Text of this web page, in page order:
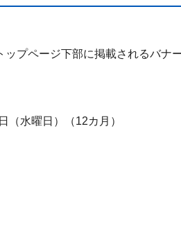
プページ下部に掲載されるバナ
（水曜日）（12カ月）